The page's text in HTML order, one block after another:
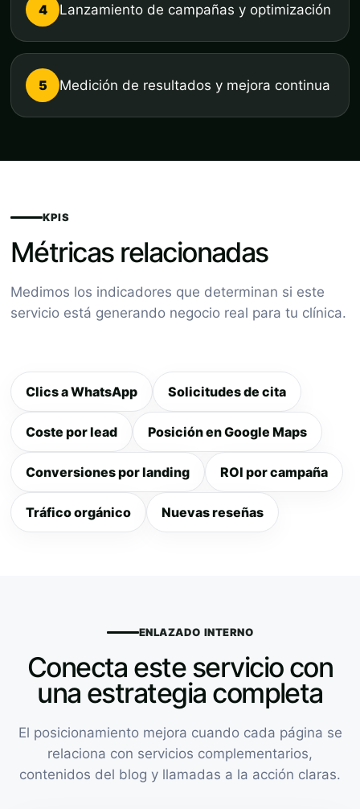
4 Lanzamiento de campañas y optimización
5 Medición de resultados y mejora continua
KPIS
Métricas relacionadas
Medimos los indicadores que determinan si este
servicio está generando negocio real para tu clínica.
Clics a WhatsApp Solicitudes de cita
Coste por lead Posición en Google Maps
Conversiones por landing ROI por campaña
Tráfico orgánico Nuevas reseñas
ENLAZADO INTERNO
Conecta este servicio con
una estrategia completa
El posicionamiento mejora cuando cada página se
relaciona con servicios complementarios,
contenidos del blog y llamadas a la acción claras.